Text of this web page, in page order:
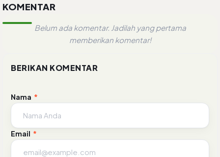
KOMENTAR
Belum ada komentar. Jadilah yang pertama
memberikan komentar!
BERIKAN KOMENTAR
Nama *
Email *